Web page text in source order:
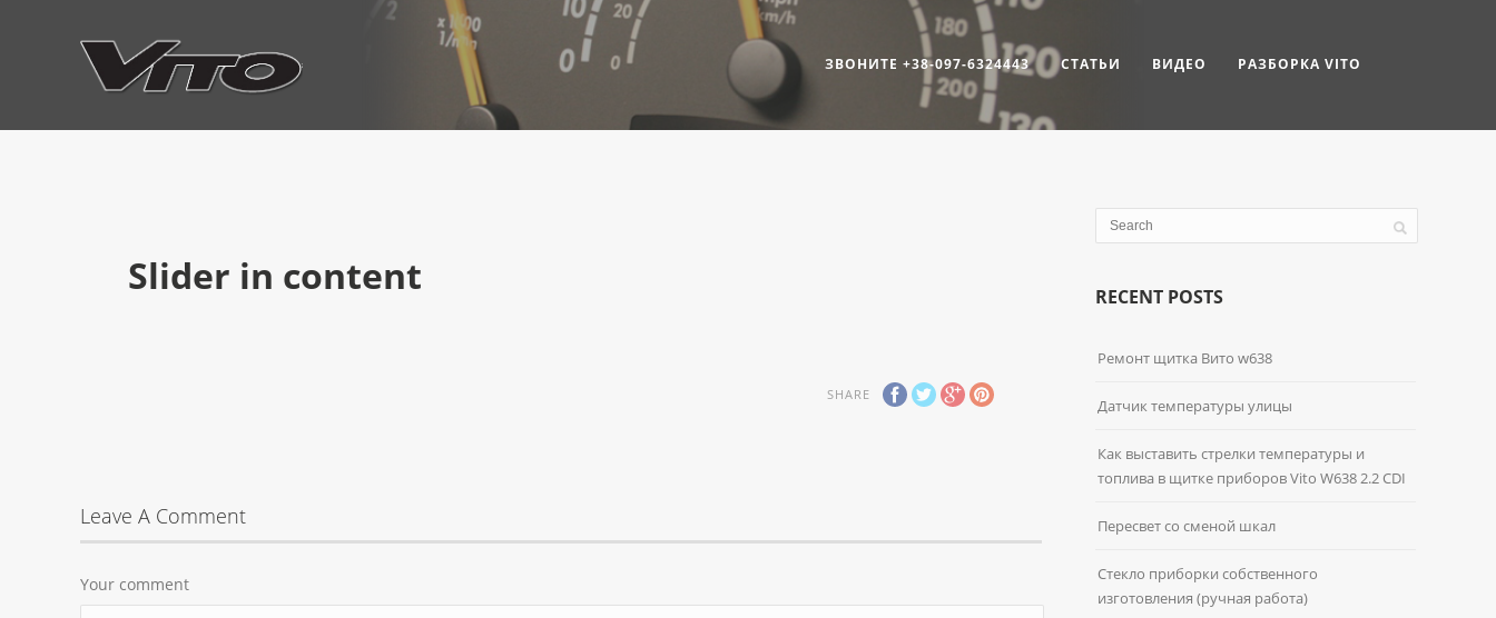
ЗВОНИТЕ +38-097-6324443 СТАТЬИ ВИДЕО РАЗБОРКА VITO
Slider in content
SHARE
Leave A Comment
Your comment
RECENT POSTS
Ремонт щитка Вито w638
Датчик температуры улицы
Как выставить стрелки температуры и
топлива в щитке приборов Vito W638 2.2 CDI
Пересвет со сменой шкал
Стекло приборки собственного
изготовления (ручная работа)